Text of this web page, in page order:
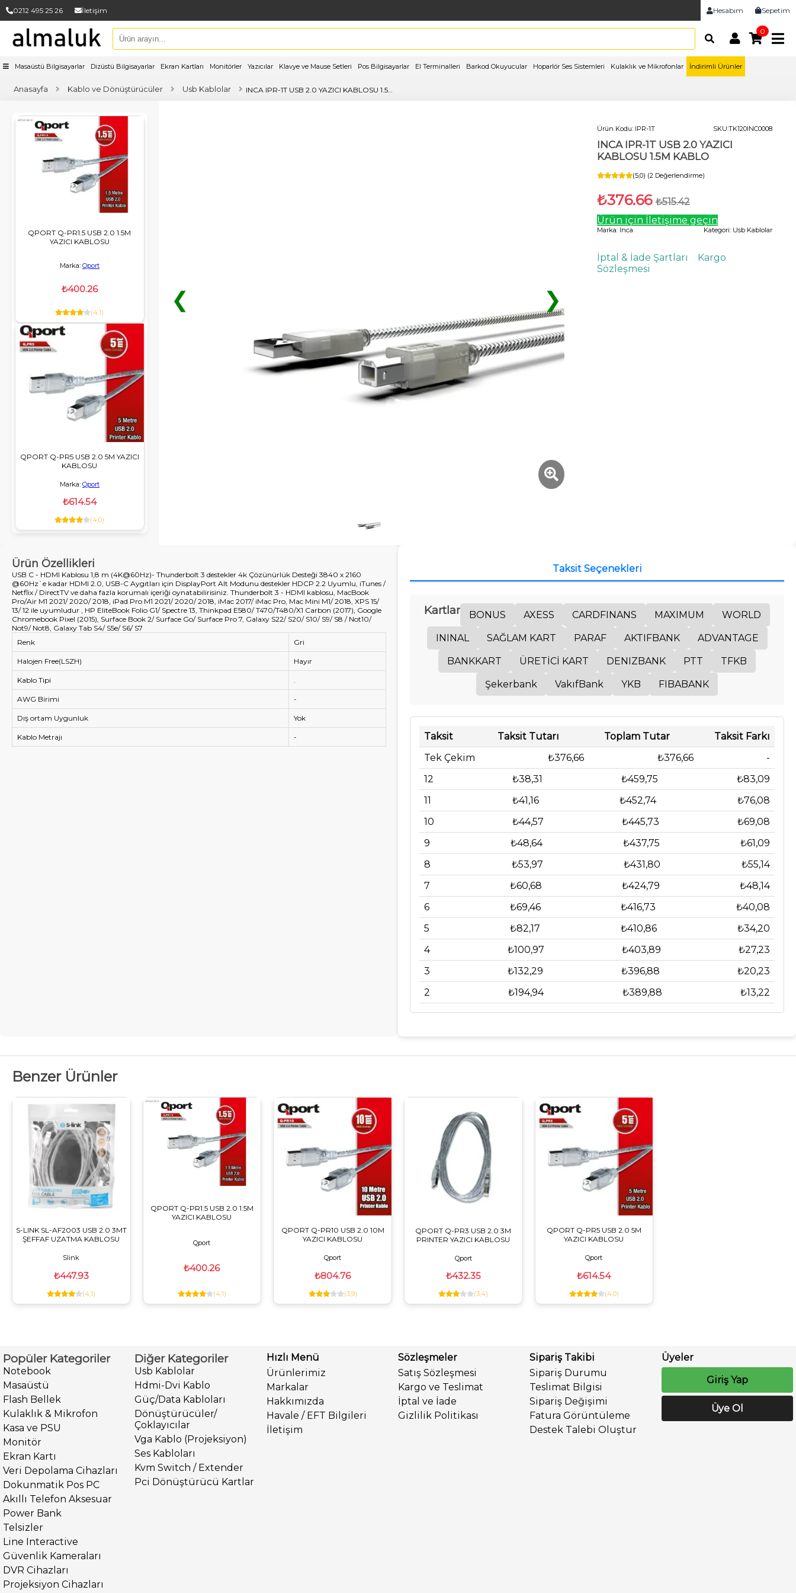
0212 495 25 26 İletişim Sepetim
Hesabım
0
Masaüstü Bilgisayarlar Dizüstü Bilgisayarlar Ekran Kartları Monitörler Yazıcılar Klavye ve Mause Setleri Pos Bilgisayarlar El Terminalleri Barkod Okuyucular Hoparlör Ses Sistemleri Kulaklık ve Mikrofonlar İndirimli Ürünler
Anasayfa Kablo ve Dönüştürücüler Usb Kablolar
QPORT Q-PR1.5 USB 2.0 1.5M
YAZICI KABLOSU
Marka: Qport
₺400.26
(4,1)
QPORT Q-PR5 USB 2.0 5M YAZICI
KABLOSU
Marka: Qport
₺614.54
(4,0)
❮ ❯
Ürün Kodu: IPR-1T SKU:TK120INC0008
INCA IPR-1T USB 2.0 YAZICI
KABLOSU 1.5M KABLO
(5,0) (2 Değerlendirme)
₺376.66₺515.42
Ürün için İletişime geçin
Marka: Inca Kategori: Usb Kablolar
İptal & İade Şartları
Kargo
Sözleşmesi
Ürün Özellikleri
USB C - HDMI Kablosu 1,8 m (4K@60Hz)- Thunderbolt 3 destekler 4k Çözünürlük Desteği 3840 x 2160
@60Hz`e kadar HDMI 2.0, USB-C Aygıtları için DisplayPort Alt Modunu destekler HDCP 2.2 Uyumlu, iTunes /
Netflix / DirectTV ve daha fazla korumalı içeriği oynatabilirisiniz. Thunderbolt 3 - HDMI kablosu, MacBook
Pro/Air M1 2021/ 2020/ 2018, iPad Pro M1 2021/ 2020/ 2018, iMac 2017/ iMac Pro, Mac Mini M1/ 2018, XPS 15/
13/ 12 ile uyumludur , HP EliteBook Folio G1/ Spectre 13, Thinkpad E580/ T470/T480/X1 Carbon (2017), Google
Chromebook Pixel (2015), Surface Book 2/ Surface Go/ Surface Pro 7, Galaxy S22/ S20/ S10/ S9/ S8 / Not10/
Not9/ Not8, Galaxy Tab S4/ S5e/ S6/ S7
Renk
Gri
Halojen Free(LSZH) Hayır
Kablo Tipi .
AWG Birimi -
Dış ortam Uygunluk Yok
Kablo Metrajı -
Taksit Seçenekleri
Kartlar BONUS AXESS CARDFINANS MAXIMUM WORLD
ININAL SAĞLAM KART PARAF AKTIFBANK ADVANTAGE
BANKKART ÜRETİCİ KART DENIZBANK PTT TFKB
Şekerbank VakıfBank YKB FIBABANK
Taksit Taksit Tutarı Toplam Tutar
Taksit Farkı
Tek Çekim
₺376,66 ₺376,66
-
12
₺38,31 ₺459,75
₺83,09
11
₺41,16 ₺452,74
₺76,08
10
₺44,57 ₺445,73
₺69,08
9
₺48,64 ₺437,75
₺61,09
8
₺53,97 ₺431,80
₺55,14
7
₺60,68 ₺424,79
₺48,14
6
₺69,46 ₺416,73
₺40,08
5
₺82,17 ₺410,86
₺34,20
4
₺100,97 ₺403,89
₺27,23
3
₺132,29 ₺396,88
₺20,23
2
₺194,94 ₺389,88 ₺13,22
Benzer Ürünler
S-LINK SL-AF2003 USB 2.0 3MT
ŞEFFAF UZATMA KABLOSU
Slink
₺447.93
(4,1)
QPORT Q-PR1.5 USB 2.0 1.5M
YAZICI KABLOSU
Qport
₺400.26
(4,1)
QPORT Q-PR10 USB 2.0 10M
YAZICI KABLOSU
Qport
₺804.76
(3,9)
QPORT Q-PR3 USB 2.0 3M
PRINTER YAZICI KABLOSU
Qport
₺432.35
(3,4)
QPORT Q-PR5 USB 2.0 5M
YAZICI KABLOSU
Qport
₺614.54
(4,0)
Popüler Kategoriler
Notebook
Masaüstü
Flash Bellek
Kulaklık & Mikrofon
Kasa ve PSU
Monitör
Ekran Kartı
Veri Depolama Cihazları
Dokunmatik Pos PC
Akıllı Telefon Aksesuar
Power Bank
Telsizler
Line Interactive
Güvenlik Kameraları
DVR Cihazları
Projeksiyon Cihazları
Diğer Kategoriler
Usb Kablolar
Hdmi-Dvi Kablo
Güç/Data Kabloları
Dönüştürücüler/
Çoklayıcılar
Vga Kablo (Projeksiyon)
Ses Kabloları
Kvm Switch / Extender
Pci Dönüştürücü Kartlar
Hızlı Menü
Ürünlerimiz
Markalar
Hakkımızda
Havale / EFT Bilgileri
İletişim
Sözleşmeler
Satış Sözleşmesi
Kargo ve Teslimat
İptal ve İade
Gizlilik Politikası
Sipariş Takibi
Sipariş Durumu
Teslimat Bilgisi
Sipariş Değişimi
Fatura Görüntüleme
Destek Talebi Oluştur
Üyeler
Giriş Yap
Üye Ol